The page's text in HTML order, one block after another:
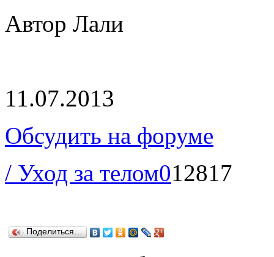
Автор Лали
11.07.2013
Обсудить на форуме
/ Уход за телом012817
Поделиться…